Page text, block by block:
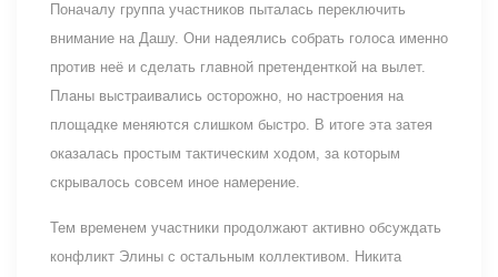
Поначалу группа участников пыталась переключить
внимание на Дашу. Они надеялись собрать голоса именно
против неё и сделать главной претенденткой на вылет.
Планы выстраивались осторожно, но настроения на
площадке меняются слишком быстро. В итоге эта затея
оказалась простым тактическим ходом, за которым
скрывалось совсем иное намерение.
Тем временем участники продолжают активно обсуждать
конфликт Элины с остальным коллективом. Никита